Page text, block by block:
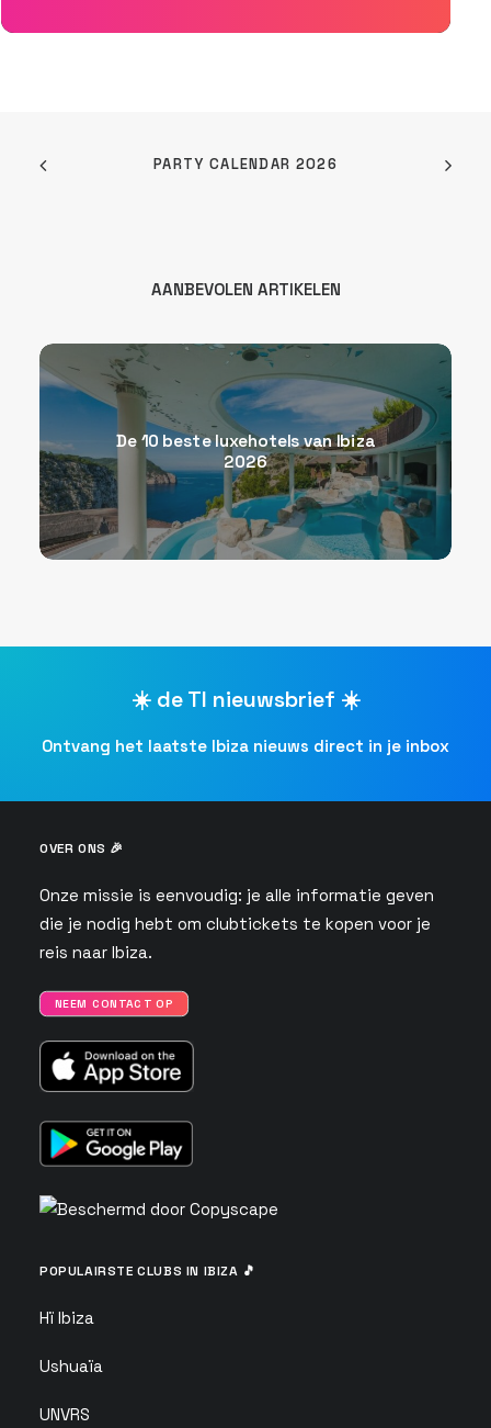
PARTY CALENDAR 2026
AANBEVOLEN ARTIKELEN
De 10 beste luxehotels van Ibiza
2026
☀️ de TI nieuwsbrief ☀️
Ontvang het laatste Ibiza nieuws direct in je inbox
OVER ONS 🎉
Onze missie is eenvoudig: je alle informatie geven
die je nodig hebt om clubtickets te kopen voor je
reis naar Ibiza.
NEEM CONTACT OP
POPULAIRSTE CLUBS IN IBIZA 🎵
Hï Ibiza
Ushuaïa
UNVRS